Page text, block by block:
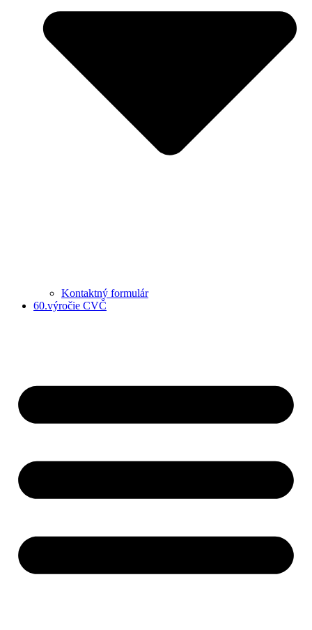
Kontaktný formulár
60.výročie CVČ